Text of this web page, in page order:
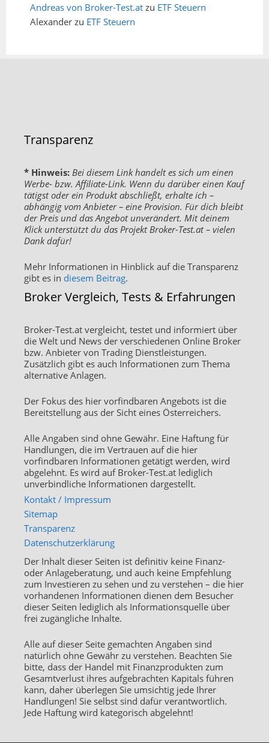
Andreas von Broker-Test.at zu ETF Steuern
Alexander zu ETF Steuern
Transparenz
* Hinweis: Bei diesem Link handelt es sich um einen
Werbe- bzw. Affiliate-Link. Wenn du darüber einen Kauf
tätigst oder ein Produkt abschließt, erhalte ich –
abhängig vom Anbieter – eine Provision. Für dich bleibt
der Preis und das Angebot unverändert. Mit deinem
Klick unterstützt du das Projekt Broker-Test.at – vielen
Dank dafür!
Mehr Informationen in Hinblick auf die Transparenz
gibt es in diesem Beitrag.
Broker Vergleich, Tests & Erfahrungen
Broker-Test.at vergleicht, testet und informiert über
die Welt und News der verschiedenen Online Broker
bzw. Anbieter von Trading Dienstleistungen.
Zusätzlich gibt es auch Informationen zum Thema
alternative Anlagen.
Der Fokus des hier vorfindbaren Angebots ist die
Bereitstellung aus der Sicht eines Österreichers.
Alle Angaben sind ohne Gewähr. Eine Haftung für
Handlungen, die im Vertrauen auf die hier
vorfindbaren Informationen getätigt werden, wird
abgelehnt. Es wird auf Broker-Test.at lediglich
unverbindliche Informationen dargestellt.
Kontakt / Impressum
Sitemap
Transparenz
Datenschutzerklärung
Der Inhalt dieser Seiten ist definitiv keine Finanz-
oder Anlageberatung, und auch keine Empfehlung
zum Investieren zu sehen und zu verstehen – die hier
vorhandenen Informationen dienen dem Besucher
dieser Seiten lediglich als Informationsquelle über
frei zugängliche Inhalte.
Alle auf dieser Seite gemachten Angaben sind
natürlich ohne Gewähr zu verstehen. Beachten Sie
bitte, dass der Handel mit Finanzprodukten zum
Gesamtverlust ihres aufgebrachten Kapitals führen
kann, daher überlegen Sie umsichtig jede Ihrer
Handlungen! Sie selbst sind dafür verantwortlich.
Jede Haftung wird kategorisch abgelehnt!